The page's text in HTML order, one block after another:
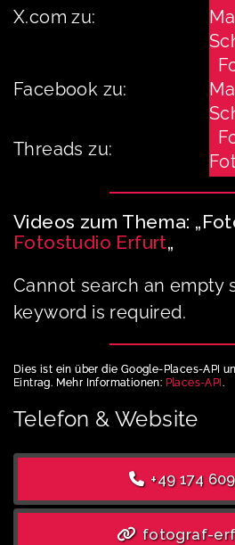
X.com zu:
Facebook zu:
Threads zu:
Videos zum Thema:
Fotostudio Erfurt„
Cannot search an empty
keyword is required.
Dies ist ein über die Google-Places-API
Eintrag. Mehr Informationen: Places-API .
Telefon & Website
+49 174
fotograf-